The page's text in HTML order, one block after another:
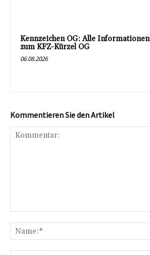
Kennzeichen OG: Alle Informationen
zum KFZ-Kürzel OG
06.08.2026
Kommentieren Sie den Artikel